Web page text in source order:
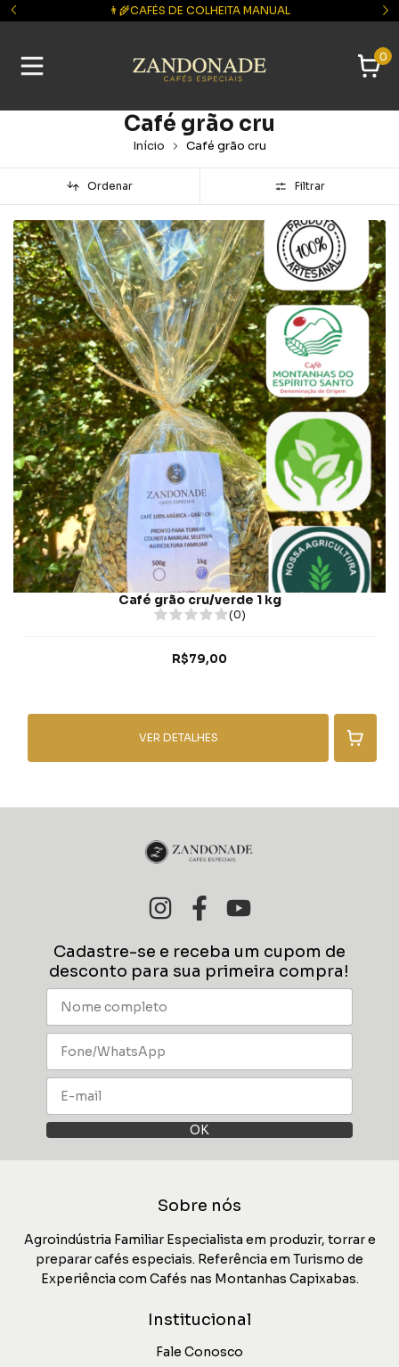
👨‍🌾CAFÉS DE COLHEITA MANUAL
0
Café grão cru
Início Café grão cru
Ordenar Filtrar
Café grão cru/verde 1 kg
(0)
R$79,00
VER DETALHES
Cadastre-se e receba um cupom de
desconto para sua primeira compra!
Sobre nós
Agroindústria Familiar Especialista em produzir, torrar e
preparar cafés especiais. Referência em Turismo de
Experiência com Cafés nas Montanhas Capixabas.
Institucional
Fale Conosco